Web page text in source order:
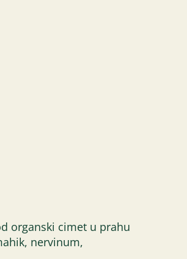
organski cimet u prahu
nervinum,